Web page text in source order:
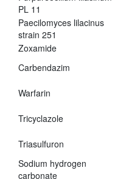
PL 11
Paecilomyces lilacinus
strain 251
Zoxamide
Carbendazim
Warfarin
Tricyclazole
Triasulfuron
Sodium hydrogen
carbonate